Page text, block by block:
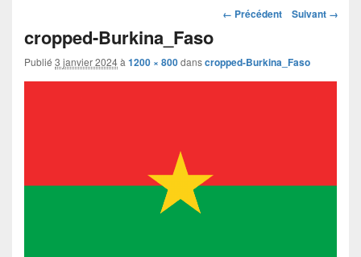
Navigation
images
← Précédent Suivant →
cropped-Burkina_Faso
Publié 3 janvier 2024à 1200 × 800danscropped-Burkina_Faso